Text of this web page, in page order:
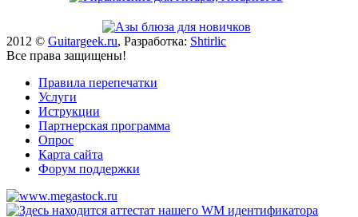
2012 © Guitargeek.ru, Разработка: Shtirlic
Все права защищены!
Правила перепечатки
Услуги
Иструкции
Партнерская программа
Опрос
Карта сайта
Форум поддержки